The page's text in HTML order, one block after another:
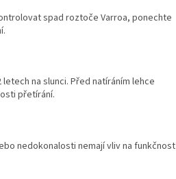
spad roztoče Varroa, ponechte
na slunci. Před natíráním lehce
přetírání.
nedokonalosti nemají vliv na funkčnost